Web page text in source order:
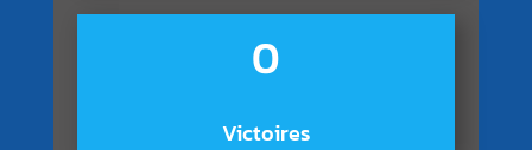
0
Victoires